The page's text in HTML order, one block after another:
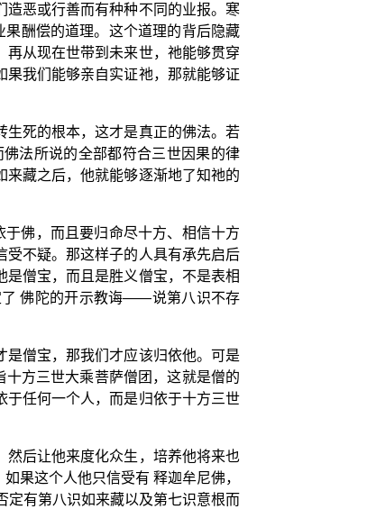
恶或行善而有种种不同的业报。寒
果酬偿的道理。这个道理的背后隐藏
从现在世带到未来世，祂能够贯穿
我们能够亲自实证祂，那就能够证
死的根本，这才是真正的佛法。若
法所说的全部都符合三世因果的律
藏之后，他就能够逐渐地了知祂的
佛，而且要归命尽十方、相信十方
不疑。那这样子的人具有承先启后
僧宝，而且是胜义僧宝，不是表相
了 佛陀的开示教诲——说第八识不存
僧宝，那我们才应该归依他。可是
方三世大乘菩萨僧团，这就是僧的
任何一个人，而是归依于十方三世
然后让他来度化众生，培养他将来也
果这个人他只信受有 释迦牟尼佛，
有第八识如来藏以及第七识意根而